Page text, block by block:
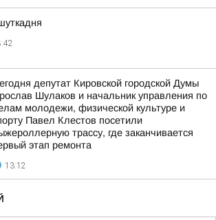
депутат Кировской городской Думы
Шулаков и начальник управления по
молодежи, физической культуре и
Павел Клестов посетили
трассу, где заканчивается
этап ремонта
13:12